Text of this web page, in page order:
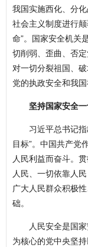
我国实施西化、分
社会主义制度进行
命”。国家安全机关
切削弱、歪曲、否
对一切分裂祖国、
党的执政安全和我
坚持国家安全
习近平总书记
目标”。中国共产党
人民利益而奋斗。
人民、一切依靠人
广大人民群众积极
础。
人民安全是国
为核心的党中央坚